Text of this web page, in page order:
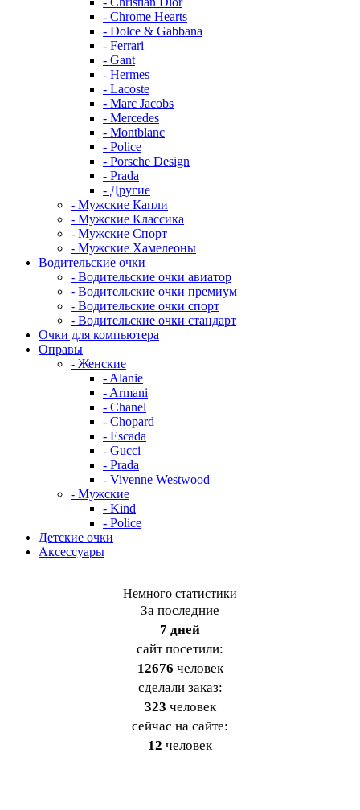
- Chrome Hearts
- Dolce & Gabbana
- Ferrari
- Gant
- Hermes
- Lacoste
- Marc Jacobs
- Mercedes
- Montblanc
- Police
- Porsche Design
- Prada
- Другие
- Мужские Капли
- Мужские Классика
- Мужские Спорт
- Мужские Хамелеоны
Водительские очки
- Водительские очки авиатор
- Водительские очки премиум
- Водительские очки спорт
- Водительские очки стандарт
Очки для компьютера
Оправы
- Женские
- Alanie
- Armani
- Chanel
- Chopard
- Escada
- Gucci
- Prada
- Vivenne Westwood
- Мужские
- Kind
- Police
Детские очки
Аксессуары
Немного статистики
За последние
7 дней
cайт посетили:
12676 человек
сделали заказ:
323 человек
сейчас на сайте:
12 человек